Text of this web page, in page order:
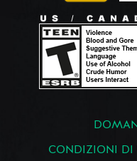
CONDIZIONI DI